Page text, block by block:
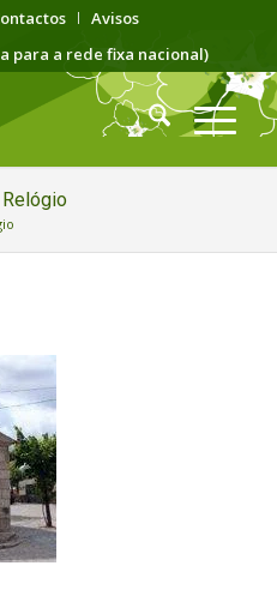
Avisos
para a rede fixa nacional)